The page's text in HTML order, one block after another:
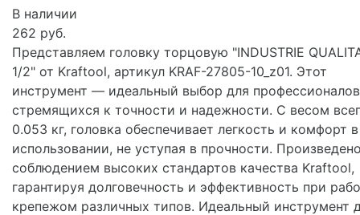
В наличии
262 руб.
Представляем головку торцовую "INDUSTRIE
1/2" от Kraftool, артикул KRAF-27805-10_z01. Этот
инструмент — идеальный выбор для
стремящихся к точности и надежности. С весом
0.053 кг, головка обеспечивает легкость и комфорт в
использовании, не уступая в прочности.
соблюдением высоких стандартов качества Kraftool,
гарантируя долговечность и эффективность при
крепежом различных типов. Идеальный инструмент